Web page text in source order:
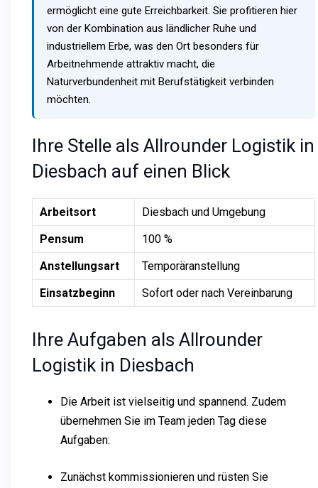
ermöglicht eine gute Erreichbarkeit. Sie profitieren hier
von der Kombination aus ländlicher Ruhe und
industriellem Erbe, was den Ort besonders für
Arbeitnehmende attraktiv macht, die
Naturverbundenheit mit Berufstätigkeit verbinden
möchten.
Ihre Stelle als Allrounder Logistik in
Diesbach auf einen Blick
Arbeitsort
Diesbach und Umgebung
Pensum
100 %
Anstellungsart
Temporäranstellung
Einsatzbeginn
Sofort oder nach Vereinbarung
Ihre Aufgaben als Allrounder
Logistik in Diesbach
Die Arbeit ist vielseitig und spannend. Zudem
übernehmen Sie im Team jeden Tag diese
Aufgaben:
Zunächst kommissionieren und rüsten Sie